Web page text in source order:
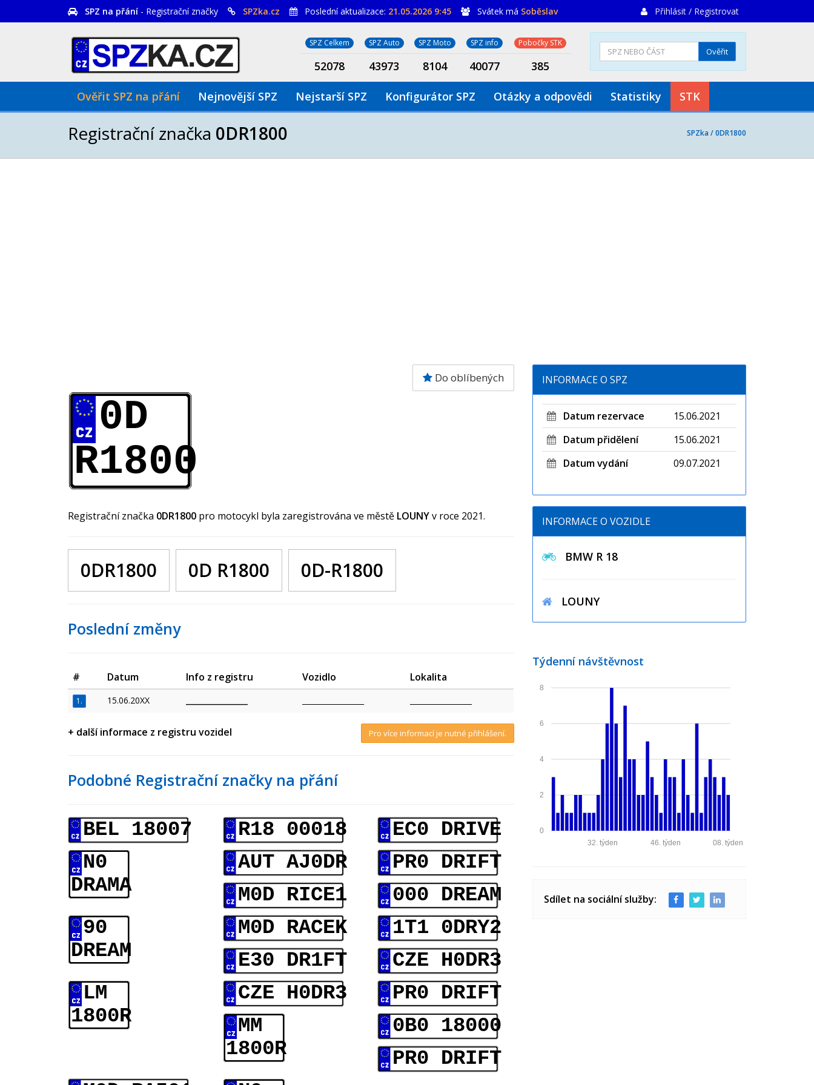
SPZ na přání - Registrační značky SPZka.cz Poslední aktualizace: 21.05.2026 9:45 Svátek má Soběslav Přihlásit / Registrovat
SPZ Celkem SPZ Auto SPZ Moto SPZ info Pobočky STK
52078 43973 8104 40077 385
Ověřit
Ověřit SPZ na přání Nejnovější SPZ Nejstarší SPZ Konfigurátor SPZ Otázky a odpovědi Statistiky STK
Registrační značka 0DR1800 SPZka /0DR1800
Do oblíbených
0D
R1800
Registrační značka 0DR1800 pro motocykl byla zaregistrována ve městě LOUNYv roce 2021.
0DR1800 0D R1800 0D-R1800
Poslední změny
# Datum Info z registru Vozidlo Lokalita
1. 15.06.20XX
+ další informace z registru vozidel Pro více informací je nutné přihlášení.
Podobné Registrační značky na přání
BEL 18007 R18 00018
EC0 DRIVE
N0
DRAMA
AUT AJ0DR
PR0 DRIFT
M0D RICE1
000 DREAM
90
DREAM
M0D RACEK
1T1 0DRY2
E30 DR1FT
CZE H0DR3
LM
1800R
CZE H0DR3
PR0 DRIFT
MM
1800R
0B0 18000
PR0 DRIFT
INFORMACE O SPZ
Datum rezervace
15.06.2021
Datum přidělení
15.06.2021
Datum vydání
09.07.2021
INFORMACE O VOZIDLE
BMW R 18
LOUNY
Týdenní návštěvnost
0
2
4
6
8
08. týden
46. týden
32. týden
Sdílet na sociální služby: